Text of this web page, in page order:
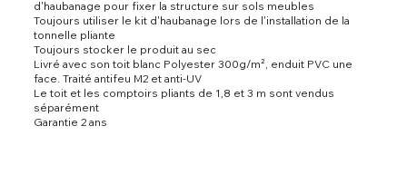
d'haubanage pour fixer la structure sur sols meubles
Toujours utiliser le kit d'haubanage lors de l'installation de la
tonnelle pliante
Toujours stocker le produit au sec
Livré avec son toit blanc Polyester 300g/m², enduit PVC une
face. Traité antifeu M2 et anti-UV
Le toit et les comptoirs pliants de 1,8 et 3 m sont vendus
séparément
Garantie 2 ans